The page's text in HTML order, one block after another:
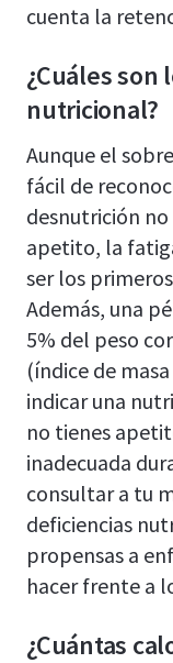
cuenta la
¿Cuáles son
nutricional?
Aunque el
fácil de
desnutrición
apetito, la
ser los
Además, una
5% del peso
(índice de
indicar una
no tienes
inadecuada
consultar a tu
deficiencias
propensas a
hacer frente a
¿Cuántas